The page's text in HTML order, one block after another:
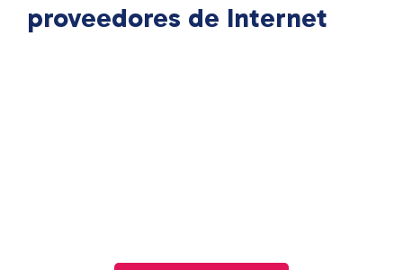
proveedores de Internet